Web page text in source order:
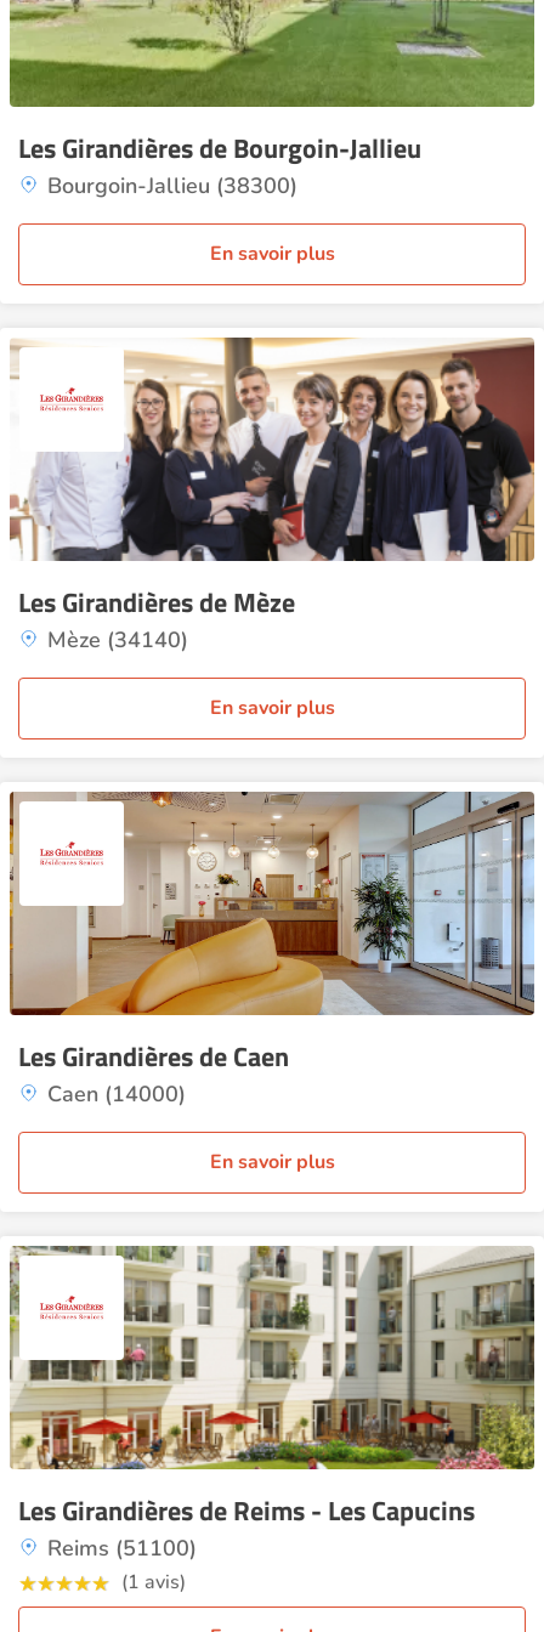
Les Girandières de Bourgoin-Jallieu
Bourgoin-Jallieu (38300)
En savoir plus
Les Girandières de Mèze
Mèze (34140)
En savoir plus
Les Girandières de Caen
Caen (14000)
En savoir plus
Les Girandières de Reims - Les Capucins
Reims (51100)
(1 avis)